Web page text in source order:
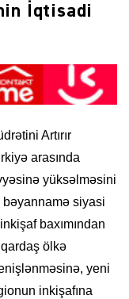
İqtisadi
Artırır
arasında
yüksəlməsini
siyasi
baxımından
ölkə
yeni
inkişafına